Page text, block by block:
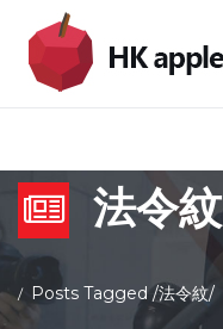
法令紋
Posts Tagged/法令紋/